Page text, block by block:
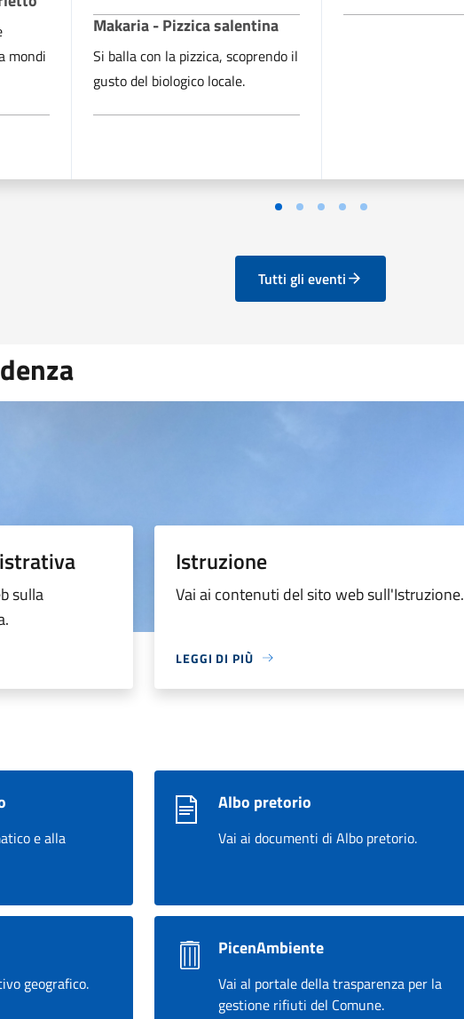
mondi
Makaria - Pizzica salentina
Si balla con la pizzica, scoprendo il
gusto del biologico locale.
Tutti gli eventi
sulla
Istruzione
Vai ai contenuti del sito web sull'Istruzione.
LEGGI DI PIÙ
e alla
Albo pretorio
Vai ai documenti di Albo pretorio.
geografico.
PicenAmbiente
Vai al portale della trasparenza per la
gestione rifiuti del Comune.